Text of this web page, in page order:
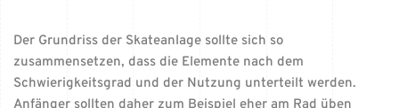
Der Grundriss der Skateanlage sollte sich so
zusammensetzen, dass die Elemente nach dem
Schwierigkeitsgrad und der Nutzung unterteilt werden.